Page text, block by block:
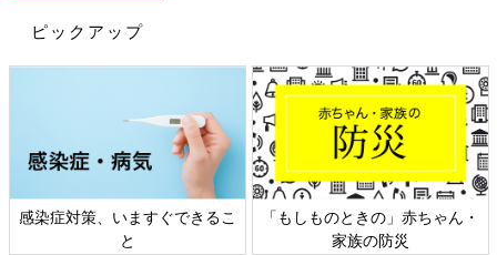
ピックアップ
感染症対策、いますぐできるこ
と
「もしものときの」赤ちゃん・
家族の防災